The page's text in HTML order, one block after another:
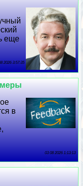
еще
2026 3:57:35
в
03 08 2026 1:13:13